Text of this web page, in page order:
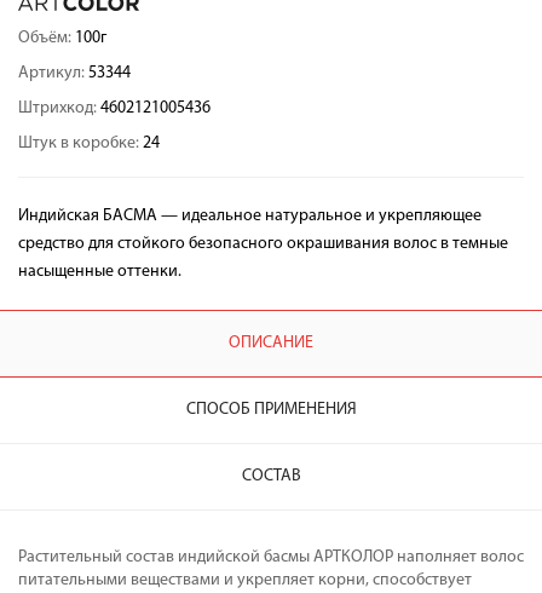
Объём: 100г
Артикул: 53344
Штрихкод: 4602121005436
Штук в коробке: 24
Индийская БАСМА — идеальное натуральное и укрепляющее
средство для стойкого безопасного окрашивания волос в темные
насыщенные оттенки.
ОПИСАНИЕ
СПОСОБ ПРИМЕНЕНИЯ
СОСТАВ
Растительный состав индийской басмы АРТКОЛОР наполняет волос
питательными веществами и укрепляет корни, способствует